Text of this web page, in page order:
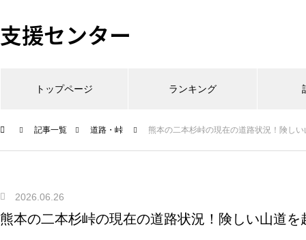
支援センター
トップページ ランキング
記事一覧 道路・峠 熊本の二本杉峠の現在の道路状況！険し
2026.06.26
熊本の二本杉峠の現在の道路状況！険しい山道